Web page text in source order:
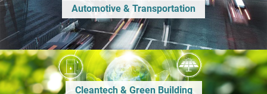
Automotive & Transportation
Cleantech & Green Building